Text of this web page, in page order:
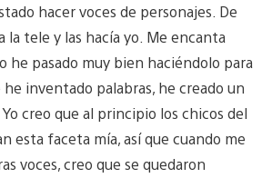
hacer voces de personajes. De
la tele y las hacía yo. Me encanta
he pasado muy bien haciéndolo para
he inventado palabras, he creado un
creo que al principio los chicos del
esta faceta mía, así que cuando me
voces, creo que se quedaron